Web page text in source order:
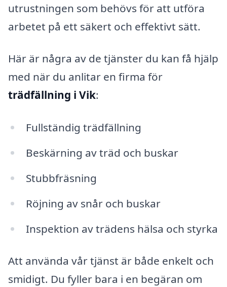
utrustningen som behövs för att utföra
arbetet på ett säkert och effektivt sätt.
Här är några av de tjänster du kan få hjälp
med när du anlitar en firma för
trädfällning i Vik:
Fullständig trädfällning
Beskärning av träd och buskar
Stubbfräsning
Röjning av snår och buskar
Inspektion av trädens hälsa och styrka
Att använda vår tjänst är både enkelt och
smidigt. Du fyller bara i en begäran om